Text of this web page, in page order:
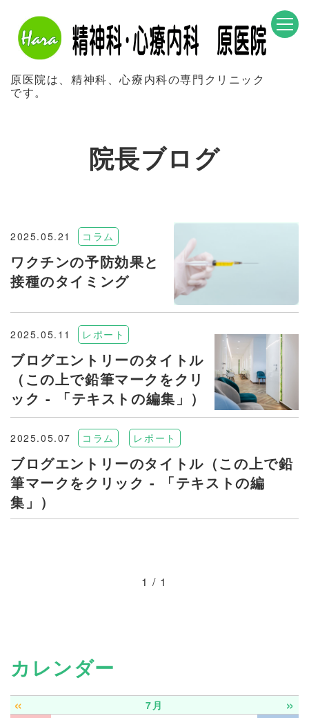
原医院は、精神科、心療内科の専門クリニック
です。
院長ブログ
2025.05.21 コラム
ワクチンの予防効果と
接種のタイミング
2025.05.11 レポート
ブログエントリーのタイトル
（この上で鉛筆マークをクリ
ック - 「テキストの編集」）
2025.05.07 コラム レポート
ブログエントリーのタイトル（この上で鉛
筆マークをクリック - 「テキストの編
集」）
1 / 1
カレンダー
« 7月 »